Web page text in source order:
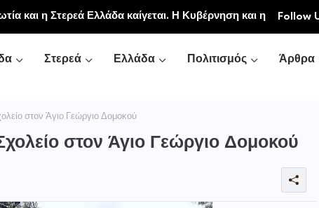
και η Στερεά Ελλάδα καίγεται. Η Κυβέρνηση και η
και Κοινοβιακή Μονή Μεταμορφώσεως του Follow
Στερεά Ελλάδα Πολιτισμός Άρθρα
στον Άγιο Γεώργιο Δομοκού
στον Άγιο Γεώργιο Δομοκού